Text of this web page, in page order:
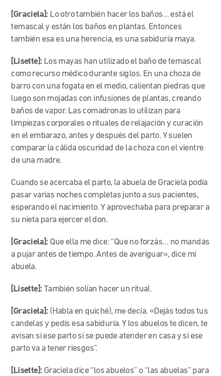
[Graciela]: Lo otro también hacer los baños… está el
temascal y están los baños en plantas. Entonces
también esa es una herencia, es una sabiduría maya.
[Lisette]: Los mayas han utilizado el baño de temascal
como recurso médico durante siglos. En una choza de
barro con una fogata en el medio, calientan piedras que
luego son mojadas con infusiones de plantas, creando
baños de vapor. Las comadronas lo utilizan para
limpiezas corporales o rituales de relajación y curación
en el embarazo, antes y después del parto. Y suelen
comparar la cálida oscuridad de la choza con el vientre
de una madre.
Cuando se acercaba el parto, la abuela de Graciela podía
pasar varias noches completas junto a sus pacientes,
esperando el nacimiento. Y aprovechaba para preparar a
su nieta para ejercer el don.
[Graciela]: Que ella me dice: “Que no forzás… no mandás
a pujar antes de tiempo. Antes de averiguar», dice mi
abuela.
[Lisette]: También solían hacer un ritual.
[Graciela]: (Habla en quiché), me decía. «Dejás todos tus
candelas y pedís esa sabiduría. Y los abuelos te dicen, te
avisan si ese parto sí se puede atender en casa y si ese
parto va a tener riesgos”.
[Lisette]: Graciela dice “los abuelos” o “las abuelas” para